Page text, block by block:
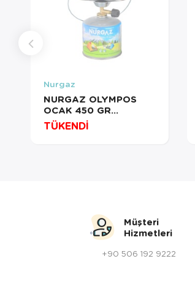
Nurgaz
NURGAZ OLYMPOS
OCAK 450 GR
KARTUŞLU
TÜKENDİ
Müşteri
Hizmetleri
+90 506 192 9222